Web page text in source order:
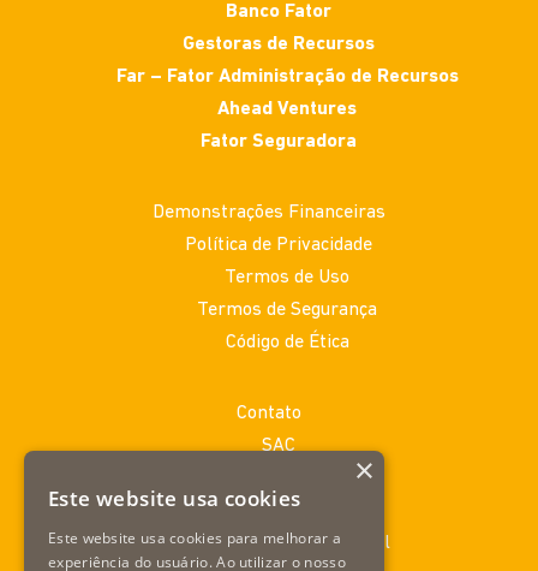
Banco Fator
Gestoras de Recursos
Far – Fator Administração de Recursos
Ahead Ventures
Fator Seguradora
Demonstrações Financeiras
Política de Privacidade
Termos de Uso
Termos de Segurança
Código de Ética
Contato
SAC
Canal de denúncia
Deficiente Auditivo e visual
×
Este website usa cookies
Este website usa cookies para melhorar a
experiência do usuário. Ao utilizar o nosso